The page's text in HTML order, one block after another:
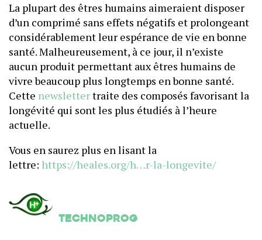
La plupart des êtres humains aimeraient disposer
d’un comprimé sans effets négatifs et prolongeant
considérablement leur espérance de vie en bonne
santé. Malheureusement, à ce jour, il n’existe
aucun produit permettant aux êtres humains de
vivre beaucoup plus longtemps en bonne santé.
Cette newslettertraite des composés favorisant la
longévité qui sont les plus étudiés à l’heure
actuelle.
Vous en saurez plus en lisant la
lettre: https://heales.org/h…r-la-longevite/
Technoprog